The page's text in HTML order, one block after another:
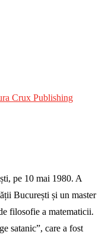
Crux Publishing
pe 10 mai 1980. A
București și un master
filosofie a matematicii.
satanic”, care a fost